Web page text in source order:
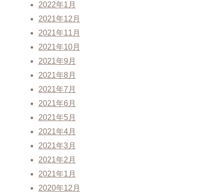
2022年1月
2021年12月
2021年11月
2021年10月
2021年9月
2021年8月
2021年7月
2021年6月
2021年5月
2021年4月
2021年3月
2021年2月
2021年1月
2020年12月